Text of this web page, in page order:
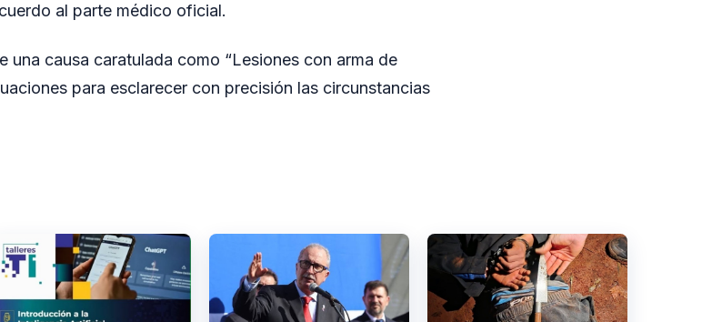
al parte médico oficial.
una causa caratulada como “Lesiones con arma de
para esclarecer con precisión las circunstancias